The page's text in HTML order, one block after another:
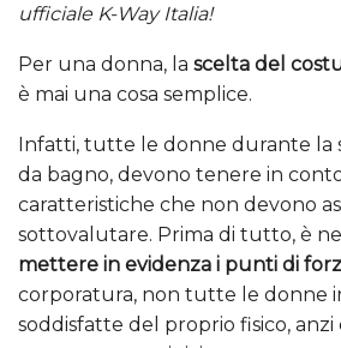
ufficiale K-Way Italia!
Per una donna, la scelta del
è mai una cosa semplice.
Infatti, tutte le donne durante la
da bagno, devono tenere in
caratteristiche che non devono
sottovalutare. Prima di tutto, è
mettere in evidenza i punti di
corporatura, non tutte le donne
soddisfatte del proprio fisico,